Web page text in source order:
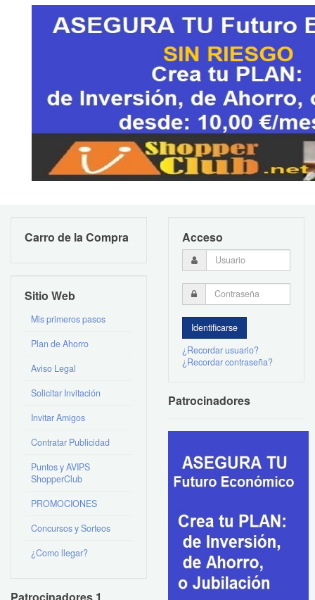
Carro de la Compra
Sitio Web
Mis primeros pasos
Plan de Ahorro
Aviso Legal
Solicitar Invitación
Invitar Amigos
Contratar Publicidad
Puntos y AVIPS
ShopperClub
PROMOCIONES
Concursos y Sorteos
¿Como llegar?
Acceso
¿Recordar usuario?
¿Recordar contraseña?
Patrocinadores